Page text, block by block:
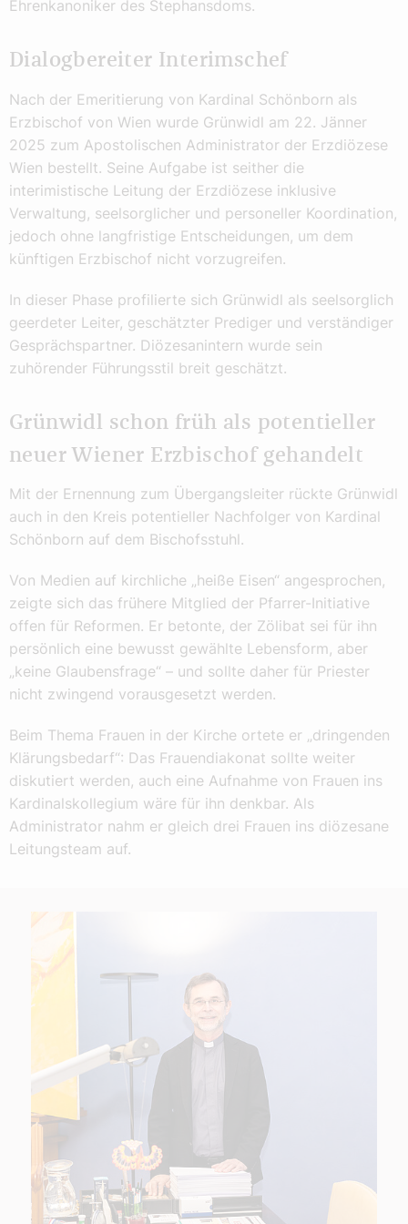
Ehrenkanoniker des Stephansdoms.
Dialogbereiter Interimschef
Nach der Emeritierung von Kardinal Schönborn als
Erzbischof von Wien wurde Grünwidl am 22. Jänner
2025 zum Apostolischen Administrator der Erzdiözese
Wien bestellt. Seine Aufgabe ist seither die
interimistische Leitung der Erzdiözese inklusive
Verwaltung, seelsorglicher und personeller Koordination,
jedoch ohne langfristige Entscheidungen, um dem
künftigen Erzbischof nicht vorzugreifen.
In dieser Phase profilierte sich Grünwidl als seelsorglich
geerdeter Leiter, geschätzter Prediger und verständiger
Gesprächspartner. Diözesanintern wurde sein
zuhörender Führungsstil breit geschätzt.
Grünwidl schon früh als potentieller
neuer Wiener Erzbischof gehandelt
Mit der Ernennung zum Übergangsleiter rückte Grünwidl
auch in den Kreis potentieller Nachfolger von Kardinal
Schönborn auf dem Bischofsstuhl.
Von Medien auf kirchliche „heiße Eisen“ angesprochen,
zeigte sich das frühere Mitglied der Pfarrer-Initiative
offen für Reformen. Er betonte, der Zölibat sei für ihn
persönlich eine bewusst gewählte Lebensform, aber
„keine Glaubensfrage“ – und sollte daher für Priester
nicht zwingend vorausgesetzt werden.
Beim Thema Frauen in der Kirche ortete er „dringenden
Klärungsbedarf“: Das Frauendiakonat sollte weiter
diskutiert werden, auch eine Aufnahme von Frauen ins
Kardinalskollegium wäre für ihn denkbar. Als
Administrator nahm er gleich drei Frauen ins diözesane
Leitungsteam auf.